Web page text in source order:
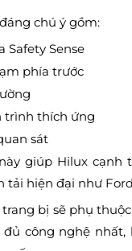
chú ý gồm:
Safety Sense
phía trước
trình thích ứng
sát
giúp Hilux cạnh
tải hiện đại như
bị sẽ phụ
công nghệ nhất,